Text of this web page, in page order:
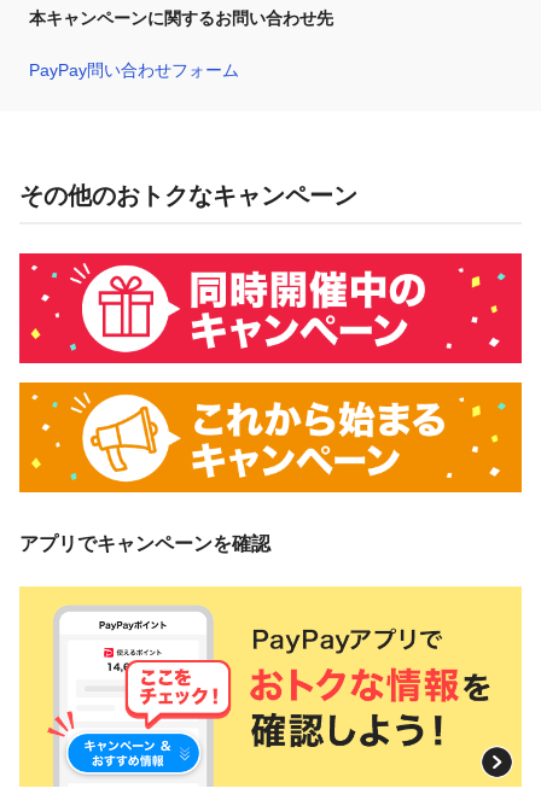
本キャンペーンに関するお問い合わせ先
PayPay問い合わせフォーム
その他のおトクなキャンペーン
アプリでキャンペーンを確認